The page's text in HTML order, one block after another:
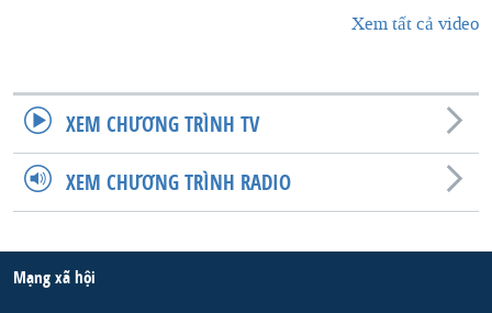
Xem tất cả video
XEM CHƯƠNG TRÌNH TV
XEM CHƯƠNG TRÌNH RADIO
Mạng xã hội